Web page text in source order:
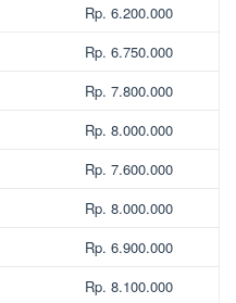
Rp. 6.200.000
Rp. 6.750.000
Rp. 7.800.000
Rp. 8.000.000
Rp. 7.600.000
Rp. 8.000.000
Rp. 6.900.000
Rp. 8.100.000